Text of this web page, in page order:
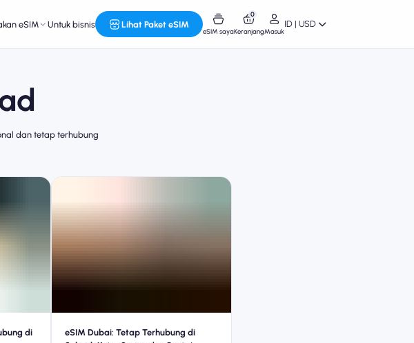
eSIM Untuk bisnis Lihat Paket eSIM
eSIM saya
0
KeranjangMasuk
ID | USD
dan tetap terhubung
di
eSIM Dubai: Tetap Terhubung di